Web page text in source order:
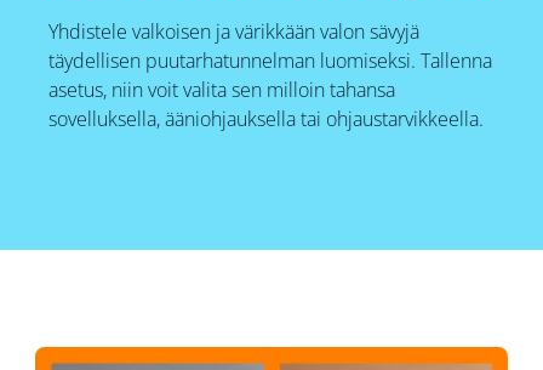
Yhdistele valkoisen ja värikkään valon sävyjä
täydellisen puutarhatunnelman luomiseksi. Tallenna
asetus, niin voit valita sen milloin tahansa
sovelluksella, ääniohjauksella tai ohjaustarvikkeella.